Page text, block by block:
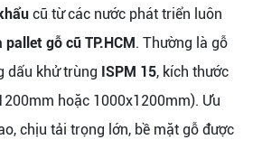
cũ từ các nước phát triển luôn
gỗ cũ TP.HCM. Thường là gỗ
dấu khử trùng ISPM 15, kích thước
hoặc 1000x1200mm). Ưu
chịu tải trọng lớn, bề mặt gỗ được